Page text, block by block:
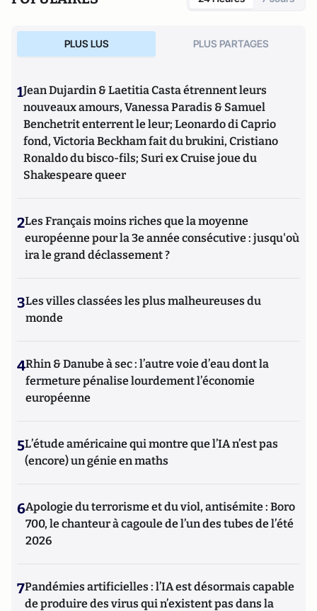
PLUS LUS PLUS PARTAGES
1Jean Dujardin & Laetitia Casta étrennent leurs
nouveaux amours, Vanessa Paradis & Samuel
Benchetrit enterrent le leur; Leonardo di Caprio
fond, Victoria Beckham fait du brukini, Cristiano
Ronaldo du bisco-fils; Suri ex Cruise joue du
Shakespeare queer
2Les Français moins riches que la moyenne
européenne pour la 3e année consécutive : jusqu'où
ira le grand déclassement ?
3Les villes classées les plus malheureuses du
monde
4Rhin & Danube à sec : l’autre voie d’eau dont la
fermeture pénalise lourdement l’économie
européenne
5L’étude américaine qui montre que l’IA n’est pas
(encore) un génie en maths
6Apologie du terrorisme et du viol, antisémite : Boro
700, le chanteur à cagoule de l’un des tubes de l’été
2026
7Pandémies artificielles : l’IA est désormais capable
de produire des virus qui n’existent pas dans la